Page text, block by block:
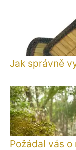
Jak správně
Požádal vás